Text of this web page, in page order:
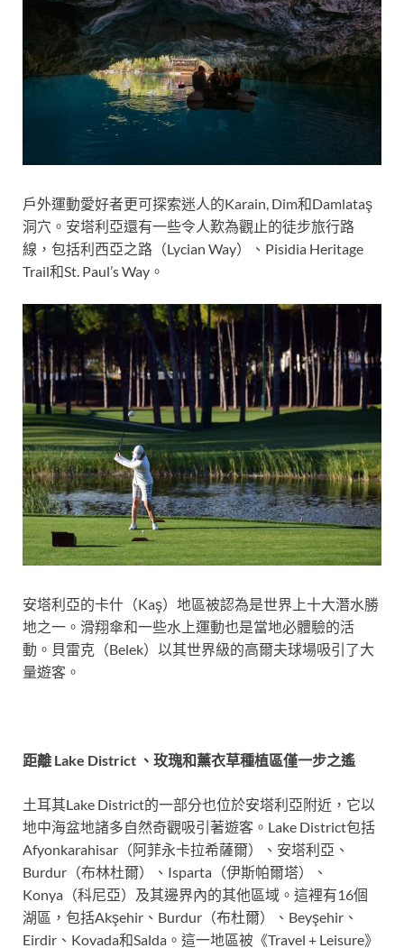
戶外運動愛好者更可探索迷人的Karain, Dim和Damlataş
洞穴。安塔利亞還有一些令人歎為觀止的徒步旅行路
線，包括利西亞之路（Lycian Way）、Pisidia Heritage
Trail和St. Paul’s Way。
安塔利亞的卡什（Kaş）地區被認為是世界上十大潛水勝
地之一。滑翔傘和一些水上運動也是當地必體驗的活
動。貝雷克（Belek）以其世界級的高爾夫球場吸引了大
量遊客。
距離 Lake District 、玫瑰和薰衣草種植區僅一步之遙
土耳其Lake District的一部分也位於安塔利亞附近，它以
地中海盆地諸多自然奇觀吸引著遊客。Lake District包括
Afyonkarahisar（阿菲永卡拉希薩爾）、安塔利亞、
Burdur（布林杜爾）、Isparta（伊斯帕爾塔）、
Konya（科尼亞）及其邊界內的其他區域。這裡有16個
湖區，包括Akşehir、Burdur（布杜爾）、Beyşehir、
Eirdir、Kovada和Salda。這一地區被《Travel + Leisure》